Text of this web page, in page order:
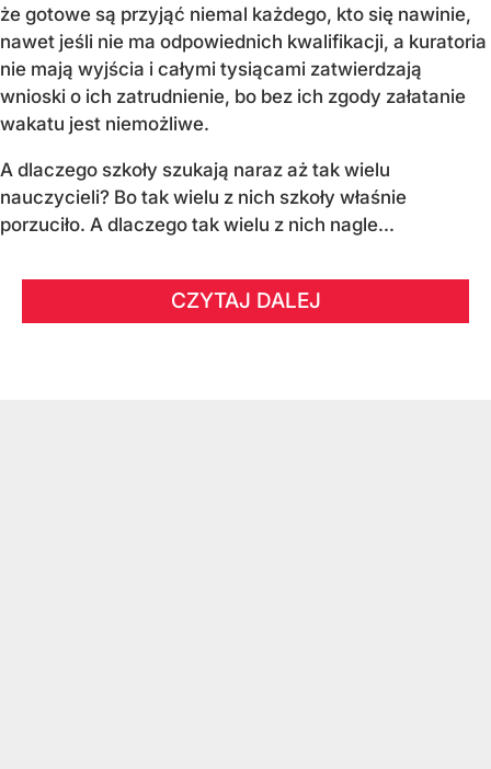
że gotowe są przyjąć niemal każdego, kto się nawinie,
nawet jeśli nie ma odpowiednich kwalifikacji, a kuratoria
nie mają wyjścia i całymi tysiącami zatwierdzają
wnioski o ich zatrudnienie, bo bez ich zgody załatanie
wakatu jest niemożliwe.
A dlaczego szkoły szukają naraz aż tak wielu
nauczycieli? Bo tak wielu z nich szkoły właśnie
porzuciło. A dlaczego tak wielu z nich nagle...
CZYTAJ DALEJ